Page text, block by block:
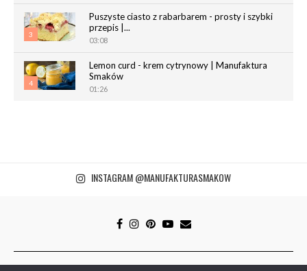
3
Puszyste ciasto z rabarbarem - prosty i szybki
przepis |...
03:08
4
Lemon curd - krem cytrynowy | Manufaktura
Smaków
01:26
01:40
INSTAGRAM @MANUFAKTURASMAKOW